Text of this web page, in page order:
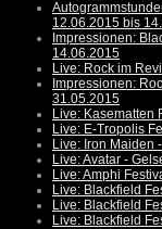
12.06.2015 bis
Impressionen:
14.06.2015
Live: Rock im
Impressionen:
31.05.2015
Live: Kasematten
Live: E-Tropolis
Live: Iron Maiden
Live: Avatar -
Live: Amphi
Live: Blackfield
Live: Blackfield
Live: Blackfield